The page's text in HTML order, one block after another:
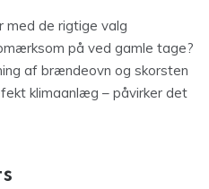
de rigtige valg
på ved gamle tage?
af brændeovn og skorsten
klimaanlæg – påvirker det